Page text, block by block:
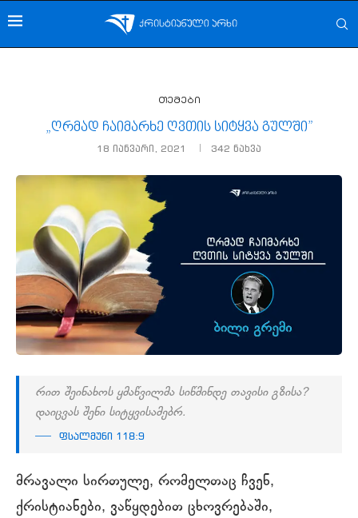
თემები
„ღრმად ჩაიმარხე ღვთის სიტყვა გულში”
18 იანვარი, 2021 342 ნახვა
რით შეინახოს ყმაწვილმა სიწმინდე თავისი გზისა?
დაიცვას შენი სიტყვისამებრ.
ფსალმუნი 118:9
მრავალი სირთულე, რომელთაც ჩვენ,
ქრისტიანები, ვაწყდებით ცხოვრებაში,